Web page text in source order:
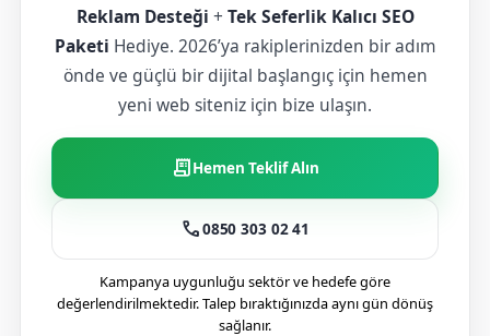
Reklam Desteği + Tek Seferlik Kalıcı SEO
Paketi Hediye. 2026’ya rakiplerinizden bir adım
önde ve güçlü bir dijital başlangıç için hemen
yeni web siteniz için bize ulaşın.
receipt_longHemen Teklif Alın
call0850 303 02 41
Kampanya uygunluğu sektör ve hedefe göre
değerlendirilmektedir. Talep bıraktığınızda aynı gün dönüş
sağlanır.